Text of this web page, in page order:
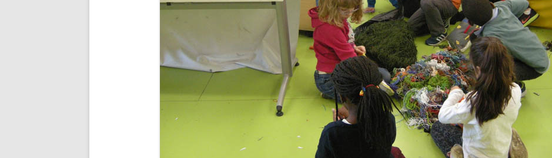
COCOON#2 : DANGOMUSHI
COCOON#1 : DODECAHEDRON